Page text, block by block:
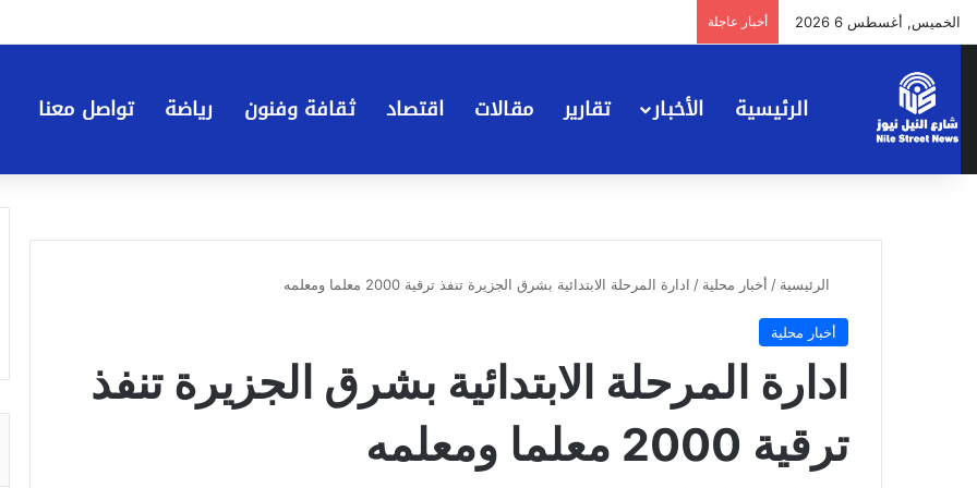
الخميس, أغسطس 6 2026 أخبار عاجلة
الرئيسية الأخبار تقارير مقالات اقتصاد ثقافة وفنون رياضة تواصل معنا
الرئيسية / أخبار محلية / ادارة المرحلة الابتدائية بشرق الجزيرة تنفذ ترقية 2000 معلما ومعلمه
أخبار محلية
ادارة المرحلة الابتدائية بشرق الجزيرة تنفذ
ترقية 2000 معلما ومعلمه